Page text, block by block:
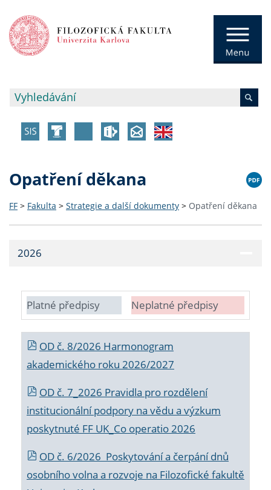
Opatření děkana
FF > Fakulta > Strategie a další dokumenty > Opatření děkana
2026
Platné předpisy Neplatné předpisy
OD č. 8/2026 Harmonogram
akademického roku 2026/2027
OD č. 7_2026 Pravidla pro rozdělení
institucionální podpory na vědu a výzkum
poskytnuté FF UK_Co operatio 2026
OD č. 6/2026 Poskytování a čerpání dnů
osobního volna a rozvoje na Filozofické fakultě